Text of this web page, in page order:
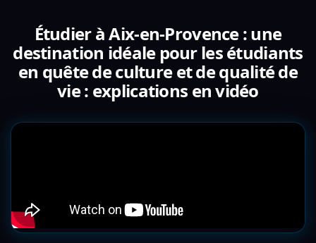
Étudier à Aix-en-Provence : une
destination idéale pour les étudiants
en quête de culture et de qualité de
vie : explications en vidéo